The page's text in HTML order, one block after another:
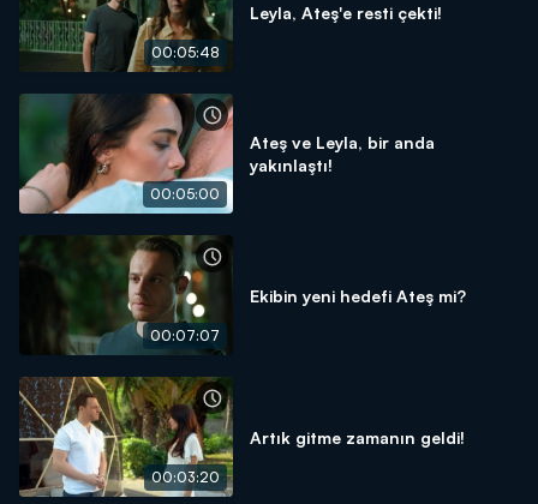
00:05:48
Leyla, Ateş'e resti çekti!
00:05:00
Ateş ve Leyla, bir anda
yakınlaştı!
00:07:07
Ekibin yeni hedefi Ateş mi?
00:03:20
Artık gitme zamanın geldi!